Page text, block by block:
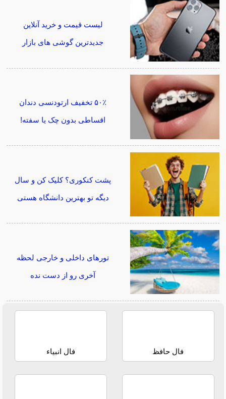
لیست قیمت و خرید آنلاین
جدیدترین گوشی های بازار
۵۰٪ تخفیف ارتودنسی دندان
اقساطی بدون چک یا سفته!
پشت کنکوری؟ کلیک کن و سال
دیگه تو بهترین دانشگاه هستی
تورهای داخلی و خارجی لحظه
آخری رو از دست نده
فال حافظ فال انبیاء